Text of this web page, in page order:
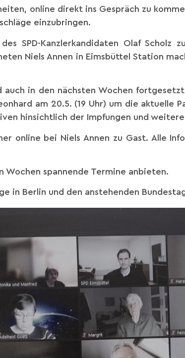
online direkt ins Gespräch zu
einzubringen.
SPD-Kanzlerkandidaten Olaf Scholz
Niels Annen in Eimsbüttel Station
auch in den nächsten Wochen
am 20.5. (19 Uhr) um die aktuelle
hinsichtlich der Impfungen und
online bei Niels Annen zu Gast. Alle
Wochen spannende Termine anbieten.
in Berlin und den anstehenden